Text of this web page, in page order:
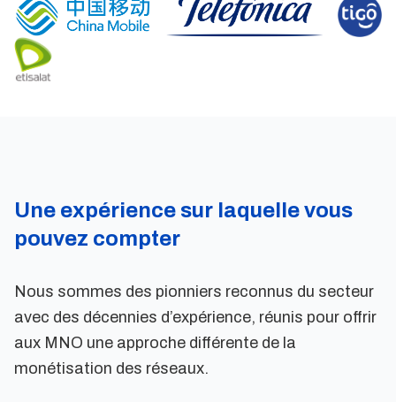
Une expérience sur laquelle vous
pouvez compter
Nous sommes des pionniers reconnus du secteur
avec des décennies d’expérience, réunis pour offrir
aux MNO une approche différente de la
monétisation des réseaux.